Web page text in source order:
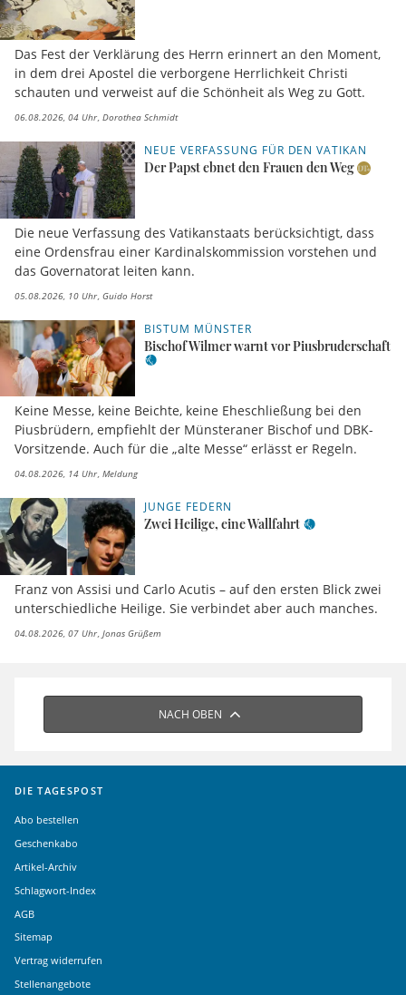
Das Fest der Verklärung des Herrn erinnert an den Moment,
in dem drei Apostel die verborgene Herrlichkeit Christi
schauten und verweist auf die Schönheit als Weg zu Gott.
06.08.2026, 04 Uhr Dorothea Schmidt
NEUE VERFASSUNG FÜR DEN VATIKAN
Der Papst ebnet den Frauen den Weg
Die neue Verfassung des Vatikanstaats berücksichtigt, dass
eine Ordensfrau einer Kardinalskommission vorstehen und
das Governatorat leiten kann.
05.08.2026, 10 Uhr Guido Horst
BISTUM MÜNSTER
Bischof Wilmer warnt vor Piusbruderschaft
Keine Messe, keine Beichte, keine Eheschließung bei den
Piusbrüdern, empfiehlt der Münsteraner Bischof und DBK-
Vorsitzende. Auch für die „alte Messe“ erlässt er Regeln.
04.08.2026, 14 Uhr Meldung
JUNGE FEDERN
Zwei Heilige, eine Wallfahrt
Franz von Assisi und Carlo Acutis – auf den ersten Blick zwei
unterschiedliche Heilige. Sie verbindet aber auch manches.
04.08.2026, 07 Uhr Jonas Grüßem
NACH OBEN
DIE TAGESPOST
Abo bestellen
Geschenkabo
Artikel-Archiv
Schlagwort-Index
AGB
Sitemap
Vertrag widerrufen
Stellenangebote